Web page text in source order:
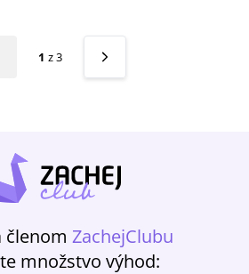
1 z3
členom ZachejClubu
množstvo výhod: